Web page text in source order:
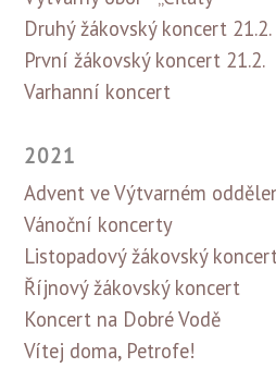
Druhý žákovský koncert 21.2.
První žákovský koncert 21.2.
Varhanní koncert
2021
Advent ve Výtvarném
Vánoční koncerty
Listopadový žákovský
Říjnový žákovský koncert
Koncert na Dobré Vodě
Vítej doma, Petrofe!